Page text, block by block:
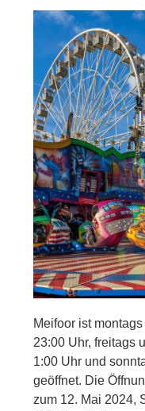
Meifoor ist
23:00 Uhr, freitags
1:00 Uhr und
geöffnet. Die
zum 12. Mai 2024,